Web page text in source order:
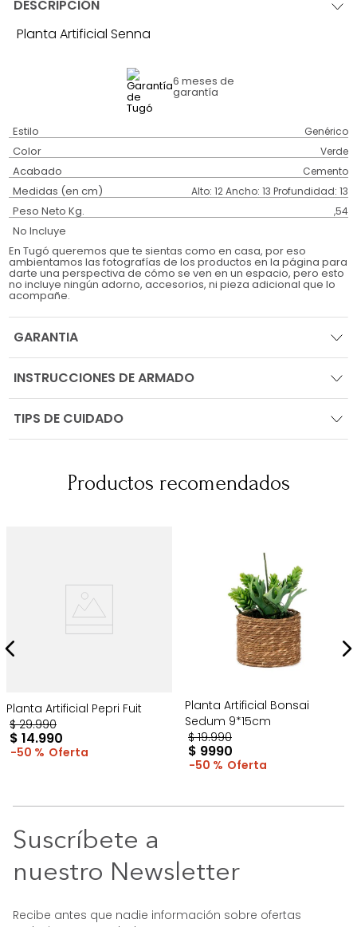
DESCRIPCIÓN
Planta Artificial Senna
6 meses de
garantía
Estilo Genérico
Color Verde
Acabado Cemento
Medidas (en cm) Alto: 12 Ancho: 13 Profundidad: 13
Peso Neto Kg. ,54
No Incluye
En Tugó queremos que te sientas como en casa, por eso
ambientamos las fotografías de los productos en la página para
darte una perspectiva de cómo se ven en un espacio, pero esto
no incluye ningún adorno, accesorios, ni pieza adicional que lo
acompañe.
GARANTIA
INSTRUCCIONES DE ARMADO
TIPS DE CUIDADO
Productos recomendados
Planta Artificial Pepri Fuit
$ 29.990
$ 14.990
50 %
Planta Artificial Bonsai
Sedum 9*15cm
$ 19.990
$ 9990
50 %
Suscríbete a
nuestro Newsletter
Recibe antes que nadie información sobre ofertas